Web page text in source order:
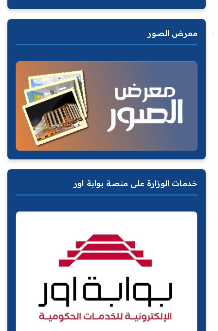
معرض الصور
خدمات الوزارة على منصة بوابة اور